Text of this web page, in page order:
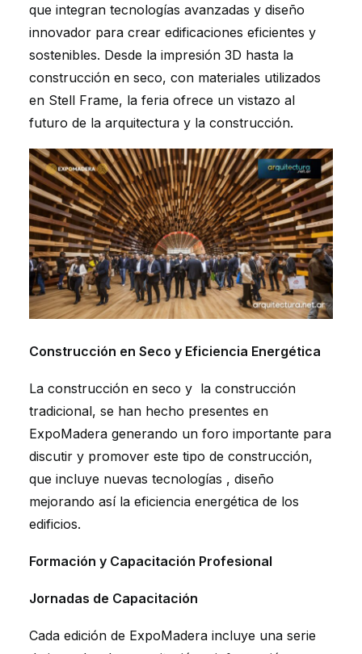
que integran tecnologías avanzadas y diseño
innovador para crear edificaciones eficientes y
sostenibles. Desde la impresión 3D hasta la
construcción en seco, con materiales utilizados
en Stell Frame, la feria ofrece un vistazo al
futuro de la arquitectura y la construcción.
Construcción en Seco y Eficiencia Energética
La construcción en seco y la construcción
tradicional, se han hecho presentes en
ExpoMadera generando un foro importante para
discutir y promover este tipo de construcción,
que incluye nuevas tecnologías , diseño
mejorando así la eficiencia energética de los
edificios.
Formación y Capacitación Profesional
Jornadas de Capacitación
Cada edición de ExpoMadera incluye una serie